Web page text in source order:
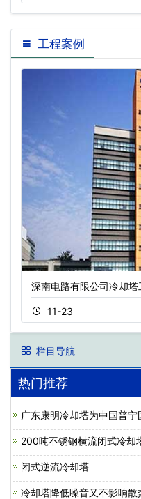
工程案例
深南电路有限公司冷却
11-23
栏目导航
热门推荐
广东康明冷却塔为中国普
200吨不锈钢横流闭式冷却
闭式逆流冷却塔
冷却塔降低噪音又不影响散